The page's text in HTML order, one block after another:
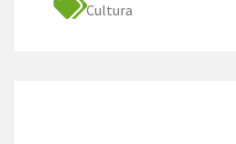
Cultura